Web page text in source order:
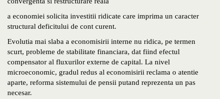
a economiei solicita investitii ridicate care imprima un caracter
structural deficitului de cont curent.
Evolutia mai slaba a economisirii interne nu ridica, pe termen
scurt, probleme de stabilitate financiara, dat fiind efectul
compensator al fluxurilor externe de capital. La nivel
microeconomic, gradul redus al economisirii reclama o atentie
aparte, reforma sistemului de pensii putand reprezenta un pas
necesar.